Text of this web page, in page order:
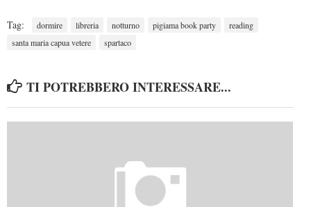
Tag: dormire libreria notturno pigiama book party
reading
santa maria capua vetere
spartaco
TI POTREBBERO INTERESSARE...